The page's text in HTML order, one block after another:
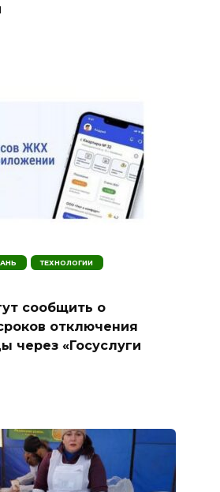
ТЕХНОЛОГИИ
сообщить о
отключения
через «Госуслуги